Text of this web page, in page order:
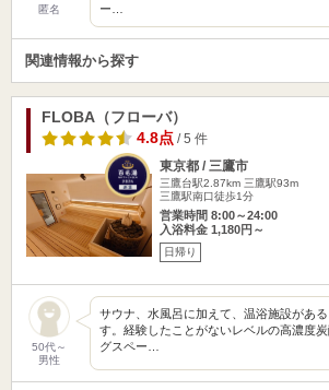
匿名
ー…
関連情報から探す
FLOBA（フローバ）
4.8点/ 5 件
東京都 / 三鷹市
三鷹台駅2.87km 三鷹駅93m
三鷹駅南口徒歩1分
営業時間 8:00～24:00
入浴料金 1,180円～
日帰り
50代～
男性
サウナ、水風呂に加えて、温浴施設があ
す。経験したことがないレベルの高濃度
グスペー…